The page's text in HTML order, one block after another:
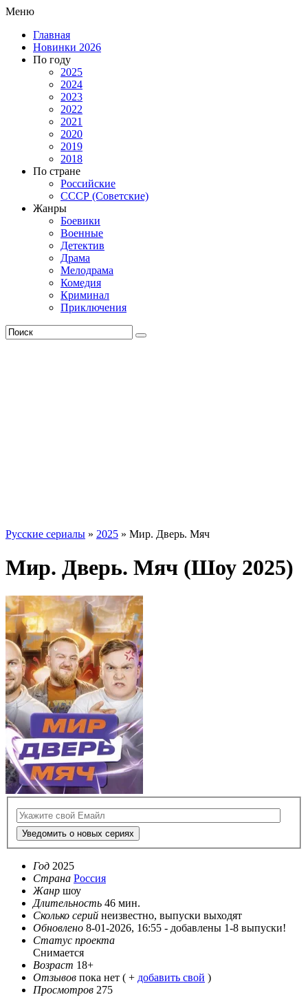
Меню
Главная
Новинки 2026
По году
2025
2024
2023
2022
2021
2020
2019
2018
По стране
Российские
СССР (Советские)
Жанры
Боевики
Военные
Детектив
Драма
Мелодрама
Комедия
Криминал
Приключения
Русские сериалы » 2025 » Мир. Дверь. Мяч
Мир. Дверь. Мяч (Шоу 2025)
Уведомить о новых сериях
Год 2025
Страна Россия
Жанр шоу
Длительность 46 мин.
Сколько серий неизвестно, выпуски выходят
Обновлено 8-01-2026, 16:55 - добавлены 1-8 выпуски!
Статус проекта
Снимается
Возраст 18+
Отзывов пока нет ( + добавить свой )
Просмотров 275